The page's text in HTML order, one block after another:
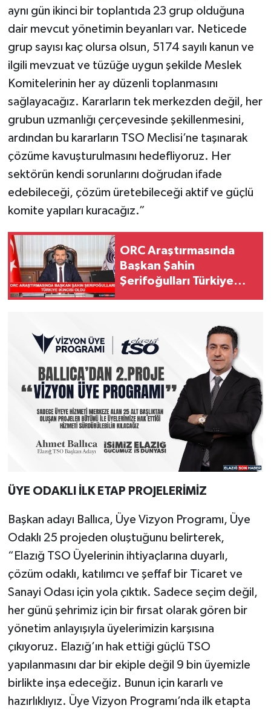
aynı gün ikinci bir toplantıda 23 grup olduğuna
dair mevcut yönetimin beyanları var. Neticede
grup sayısı kaç olursa olsun, 5174 sayılı kanun ve
ilgili mevzuat ve tüzüğe uygun şekilde Meslek
Komitelerinin her ay düzenli toplanmasını
sağlayacağız. Kararların tek merkezden değil, her
grubun uzmanlığı çerçevesinde şekillenmesini,
ardından bu kararların TSO Meclisi’ne taşınarak
çözüme kavuşturulmasını hedefliyoruz. Her
sektörün kendi sorunlarını doğrudan ifade
edebileceği, çözüm üretebileceği aktif ve güçlü
komite yapıları kuracağız.”
ORC Araştırmasında
Başkan Şahin
Şerifoğulları Türkiye
ÜYE ODAKLI İLK ETAP PROJELERİMİZ
Başkan adayı Ballıca, Üye Vizyon Programı, Üye
Odaklı 25 projeden oluştuğunu belirterek,
“Elazığ TSO Üyelerinin ihtiyaçlarına duyarlı,
çözüm odaklı, katılımcı ve şeffaf bir Ticaret ve
Sanayi Odası için yola çıktık. Sadece seçim değil,
her günü şehrimiz için bir fırsat olarak gören bir
yönetim anlayışıyla üyelerimizin karşısına
çıkıyoruz. Elazığ’ın hak ettiği güçlü TSO
yapılanmasını dar bir ekiple değil 9 bin üyemizle
birlikte inşa edeceğiz. Bunun için kararlı ve
hazırlıklıyız. Üye Vizyon Programı’nda ilk etapta